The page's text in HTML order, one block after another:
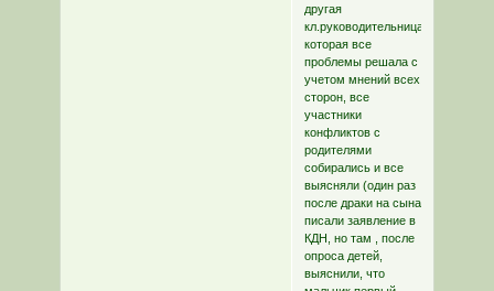
другая
кл.руководительница,
которая все
проблемы решала с
учетом мнений всех
сторон, все
участники
конфликтов с
родителями
собирались и все
выясняли (один раз
после драки на сына
писали заявление в
КДН, но там , после
опроса детей,
выяснили, что